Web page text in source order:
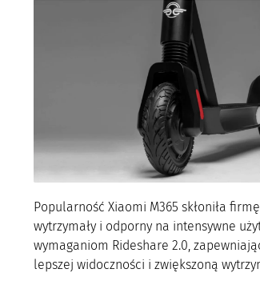
Popularność Xiaomi M365 skłoniła
wytrzymały i odporny na intensywne
wymaganiom Rideshare 2.0,
lepszej widoczności i zwiększoną